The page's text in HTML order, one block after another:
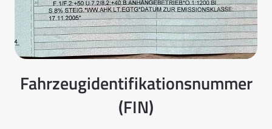
Fahrzeugidentifikationsnummer
(FIN)